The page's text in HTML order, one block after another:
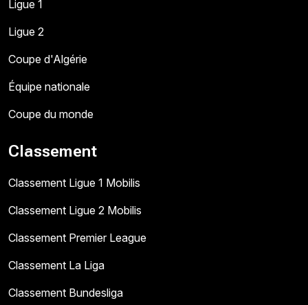
Ligue 1
Ligue 2
Coupe d'Algérie
Équipe nationale
Coupe du monde
Classement
Classement Ligue 1 Mobilis
Classement Ligue 2 Mobilis
Classement Premier League
Classement La Liga
Classement Bundesliga